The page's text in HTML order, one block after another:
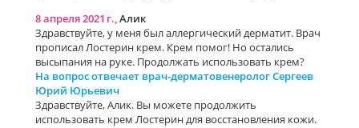
8 апреля 2021 г.,Алик
Здравствуйте, у меня был аллергический дерматит. Врач
прописал Лостерин крем. Крем помог! Но остались
высыпания на руке. Продолжать использовать крем?
На вопрос отвечает врач-дерматовенеролог Сергеев
Юрий Юрьевич
Здравствуйте, Алик. Вы можете продолжить
использовать крем Лостерин для восстановления кожи.